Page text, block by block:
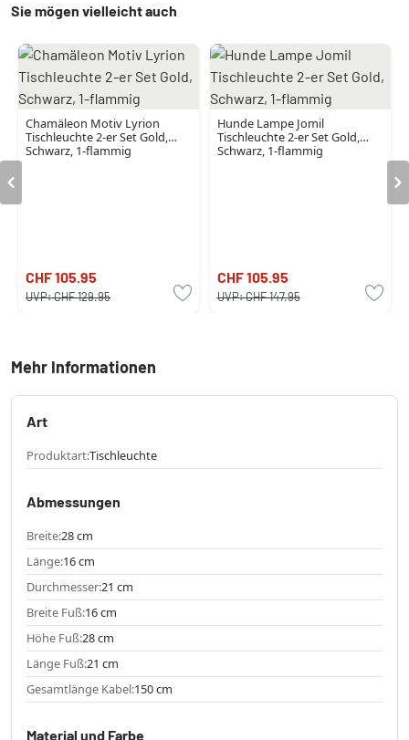
Sie mögen vielleicht auch
Chamäleon Motiv Lyrion
Tischleuchte 2-er Set Gold,
Schwarz, 1-flammig
CHF 105.95
UVP:CHF 129.95
Hunde Lampe Jomil
Tischleuchte 2-er Set Gold,
Schwarz, 1-flammig
CHF 105.95
UVP:CHF 147.95
Mehr Informationen
Art
Produktart:Tischleuchte
Abmessungen
Breite:28 cm
Länge:16 cm
Durchmesser:21 cm
Breite Fuß:16 cm
Höhe Fuß:28 cm
Länge Fuß:21 cm
Gesamtlänge Kabel:150 cm
Material und Farbe